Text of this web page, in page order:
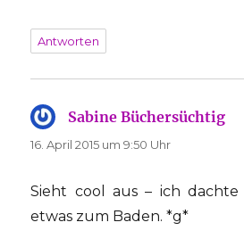
Antworten
Sabine Büchersüchtig
16. April 2015 um 9:50 Uhr
Sieht cool aus – ich dachte
etwas zum Baden. *g*